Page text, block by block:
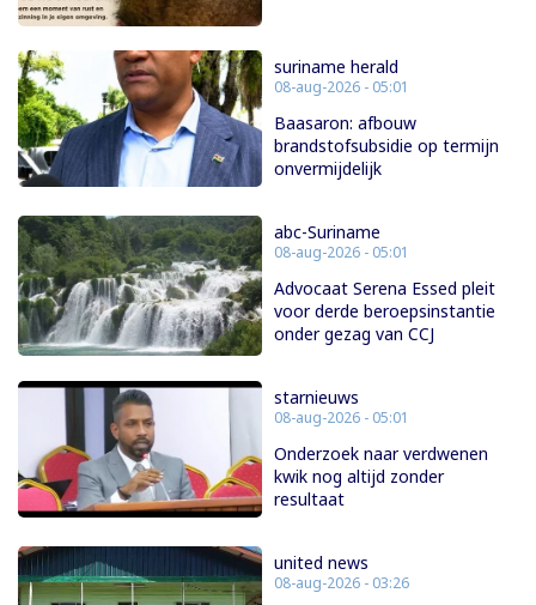
suriname herald
08-aug-2026 - 05:01
Baasaron: afbouw
brandstofsubsidie op termijn
onvermijdelijk
abc-Suriname
08-aug-2026 - 05:01
Advocaat Serena Essed pleit
voor derde beroepsinstantie
onder gezag van CCJ
starnieuws
08-aug-2026 - 05:01
Onderzoek naar verdwenen
kwik nog altijd zonder
resultaat
united news
08-aug-2026 - 03:26